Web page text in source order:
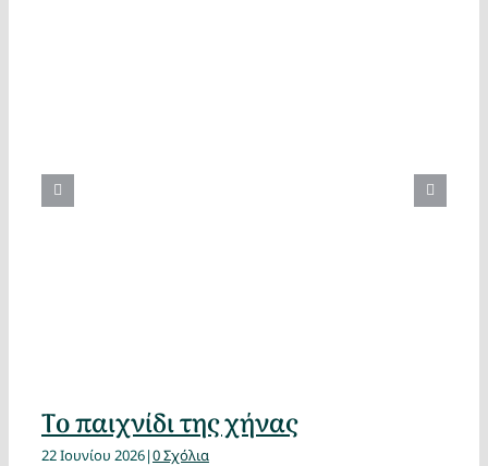
Το παιχνίδι της χήνας
22 Ιουνίου 2026|0 Σχόλια